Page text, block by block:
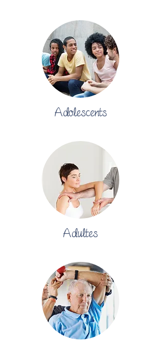
Adolescents
Adultes